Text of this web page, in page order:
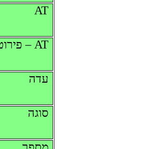
AT
AT – פירוט
עדה
סוגה